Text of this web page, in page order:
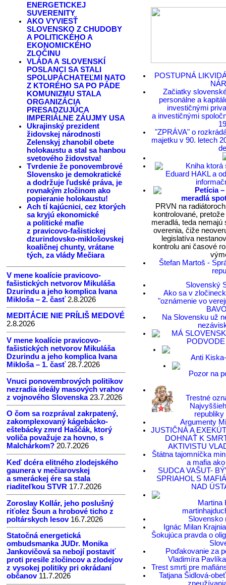
ENERGETICKEJ
SUVERENITY
AKO VYVIESŤ
SLOVENSKO Z CHUDOBY
A POLITICKÉHO A
EKONOMICKÉHO
ZLOČINU
VLÁDA A SLOVENSKÍ
POSLANCI SA STALI
SPOLUPÁCHATEĽMI NATO
Z KTORÉHO SA PO PÁDE
KOMUNIZMU STALA
ORGANIZÁCIA
PRESADZUJÚCA
IMPERIÁLNE ZÁUJMY USA
Ukrajinský prezident
židovskej národnosti
Zelenskyj zhanobil obete
holokaustu a stal sa hanbou
svetového židovstva!
Tvrdenie že ponovembrové
Slovensko je demokratické
a dodržuje ľudské práva, je
rovnakým zločinom ako
popieranie holokaustu!
Ach tí kajúcnici, cez ktorých
sa kryjú ekonomické
a politické mafie
z pravicovo-fašistickej
dzurindovsko-miklošovskej
koaličnej chunty, vrátane
tých, za vlády Mečiara
V mene koalície pravicovo-
fašistických netvorov Mikuláša
Dzurindu a jeho komplica Ivana
Mikloša – 2. časť 2.8.2026
MEDITÁCIE NIE PRÍLIŠ MEDOVÉ
2.8.2026
V mene koalície pravicovo-
fašistických netvorov Mikuláša
Dzurindu a jeho komplica Ivana
Mikloša – 1. časť 28.7.2026
Vnuci ponovembrových politikov
nezradia ideály masových vrahov
z vojnového Slovenska 23.7.2026
O čom sa rozprával zakrpatený,
zakomplexovaný kágebácko-
eštebácky zmrd Haščák, ktorý
voliča považuje za hovno, s
Malchárkom? 20.7.2026
Keď dcéra elitného zlodejského
gaunera v mečiarovskej
a smeráckej ére sa stala
riaditeľkou STVR 17.7.2026
Zoroslav Kollár, jeho poslušný
riťolez Šoun a hrobové ticho z
poltárskych lesov 16.7.2026
Statočná energetická
ombudsmanka JUDr. Monika
Jankovičová sa nebojí postaviť
proti presile zločincov a zlodejov
z vysokej politiky pri okrádaní
občanov 11.7.2026
POSTUPNÁ
Začiatky
personálne a
investičnými
a investičnými
"ZPRÁVA" o
majetku v 90. letech
Kniha
Eduard HAKL a
Petícia
meradlá
PRVN na
kontrolované,
meradlá, teda
overenia, čiže
legislatíva
kontrolu ani časové
Štefan Martoš -
Slovenský
Ako sa v
"oznámenie vo
Na Slovensku už
MÁ
Anti
Pozor na
Trestné
republiky
Argumenty
JUSTIČNÁ A
DOHNAŤ K
AKTIVISTU
Štátna tajomníčka
a mafia
SUDCA VAŠUT-
SPRIAHOL S
NAD
Martina
Slovensko
Ignác Milan
Šokujúca pravda o
Poďakovanie za
Vladimíra
Trest smrti pre
Tatjana Šidlová-